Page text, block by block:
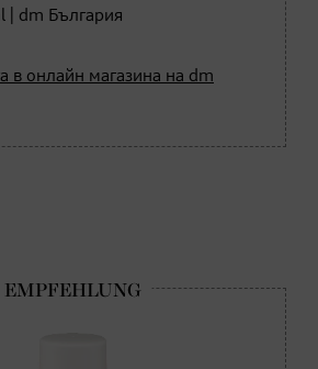
| dm България
в онлайн магазина на dm